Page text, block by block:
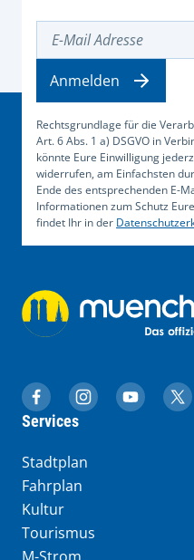
Rechtsgrundlage für die
Art. 6 Abs. 1 a) DSGVO in
könnte Eure Einwilligung
widerrufen, am Einfachsten
Ende des entsprechenden E-
Informationen zum Schutz
findet Ihr in der
Anmelden
muenchen.de auf
muenchen.de auf
Services
Stadtplan
Fahrplan
Kultur
Tourismus